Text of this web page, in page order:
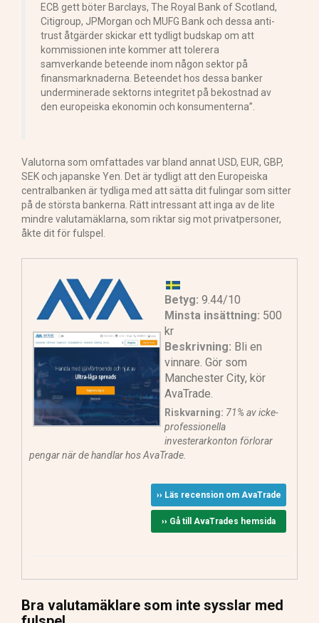
ECB gett böter Barclays, The Royal Bank of Scotland,
Citigroup, JPMorgan och MUFG Bank och dessa anti-
trust åtgärder skickar ett tydligt budskap om att
kommissionen inte kommer att tolerera
samverkande beteende inom någon sektor på
finansmarknaderna. Beteendet hos dessa banker
underminerade sektorns integritet på bekostnad av
den europeiska ekonomin och konsumenterna”.
Valutorna som omfattades var bland annat USD, EUR, GBP,
SEK och japanske Yen. Det är tydligt att den Europeiska
centralbanken är tydliga med att sätta dit fulingar som sitter
på de största bankerna. Rätt intressant att inga av de lite
mindre valutamäklarna, som riktar sig mot privatpersoner,
åkte dit för fulspel.
Betyg: 9.44/10
Minsta insättning: 500
kr
Beskrivning: Bli en
vinnare. Gör som
Manchester City, kör
AvaTrade.
Riskvarning: 71% av icke-
professionella
investerarkonton förlorar
pengar när de handlar hos AvaTrade.
›› Läs recension om AvaTrade
›› Gå till AvaTrades hemsida
Bra valutamäklare som inte sysslar med